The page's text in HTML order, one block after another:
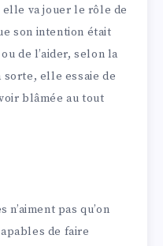
elle va jouer le rôle de
son intention était
de l’aider, selon la
sorte, elle essaie de
blâmée au tout
n’aiment pas qu’on
de faire